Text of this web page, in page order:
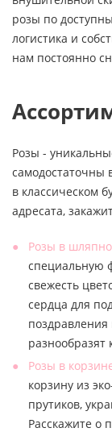
розы по
логистика и
нам постоянно
Розы -
самодостаточны
в классическом
адресата,
Розы в
специальную
свежесть
сердца для
Розы в
корзину из
прутиков,
Расскажите о